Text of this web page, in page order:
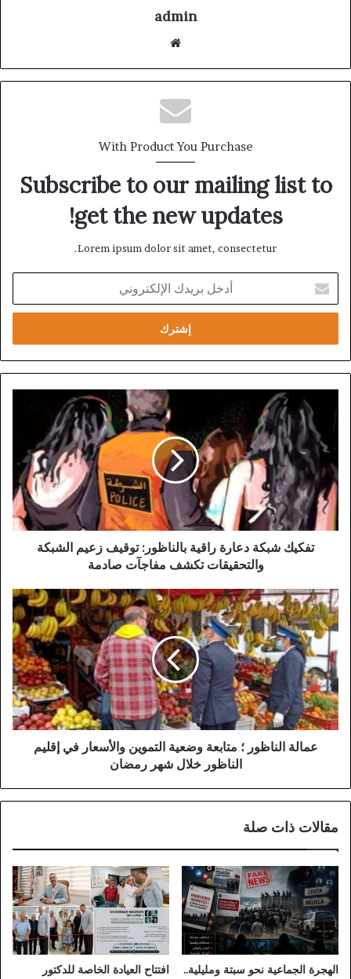
admin
With Product You Purchase
Subscribe to our mailing list to
get the new updates!
Lorem ipsum dolor sit amet, consectetur.
بريدك
الإلكتروني
دعارة
راقية
بالناظور:
توقيف
زعيم
الشبكة
والتحقيقات
تكشفتفكيك شبكة دعارة راقية بالناظور: توقيف زعيم الشبكة
والتحقيقات تكشف مفاجآت صادمة
عمالة
الناظور
؛
متابعة
وضعية
التموين
والأسعار
في
إقليم
الناظورعمالة الناظور ؛ متابعة وضعية التموين والأسعار في إقليم
الناظور خلال شهر رمضان
مقالات ذات صلة
الهجرة الجماعية نحو سبتة ومليلية..
افتتاح العيادة الخاصة للدكتور